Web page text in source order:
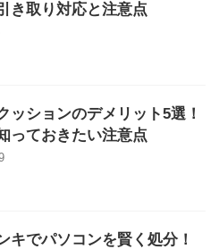
き取り対応と注意点
ッションのデメリット5選！
っておきたい注意点
キでパソコンを賢く処分！